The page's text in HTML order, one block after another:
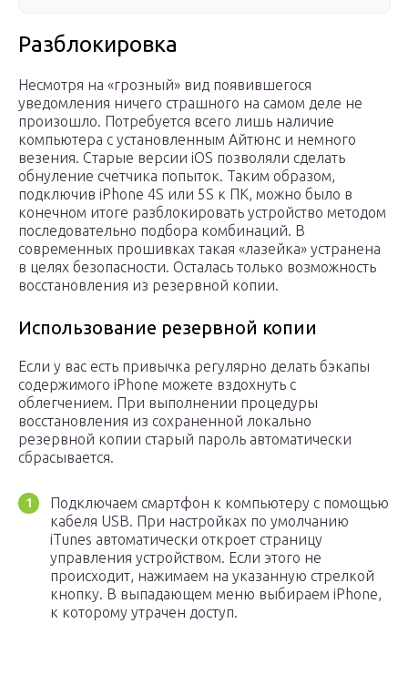
Разблокировка
Несмотря на «грозный» вид появившегося
уведомления ничего страшного на самом деле не
произошло. Потребуется всего лишь наличие
компьютера с установленным Айтюнс и немного
везения. Старые версии iOS позволяли сделать
обнуление счетчика попыток. Таким образом,
подключив iPhone 4S или 5S к ПК, можно было в
конечном итоге разблокировать устройство методом
последовательно подбора комбинаций. В
современных прошивках такая «лазейка» устранена
в целях безопасности. Осталась только возможность
восстановления из резервной копии.
Использование резервной копии
Если у вас есть привычка регулярно делать бэкапы
содержимого iPhone можете вздохнуть с
облегчением. При выполнении процедуры
восстановления из сохраненной локально
резервной копии старый пароль автоматически
сбрасывается.
Подключаем смартфон к компьютеру с помощью
кабеля USB. При настройках по умолчанию
iTunes автоматически откроет страницу
управления устройством. Если этого не
происходит, нажимаем на указанную стрелкой
кнопку. В выпадающем меню выбираем iPhone,
к которому утрачен доступ.